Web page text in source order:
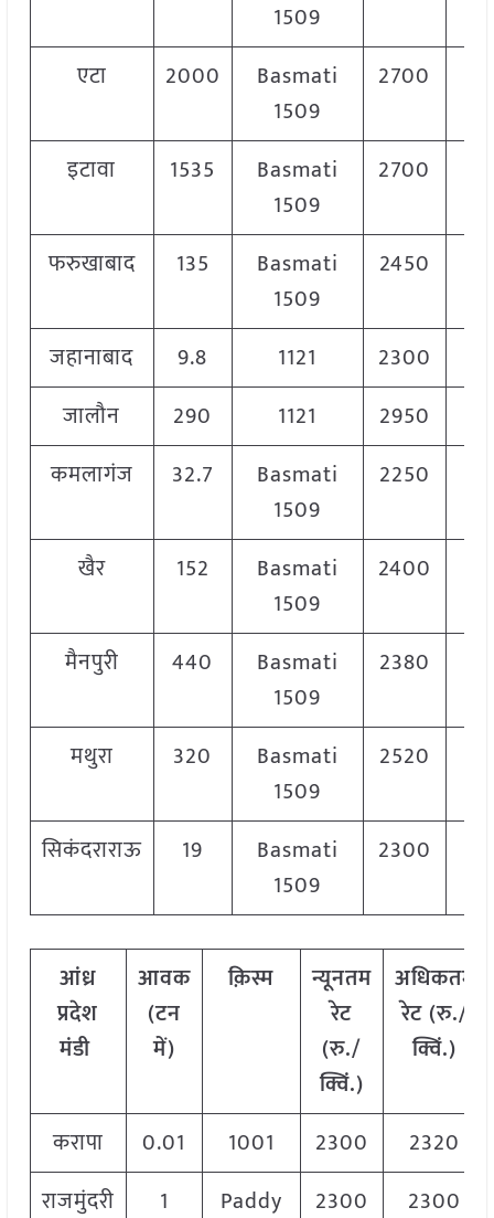
1509
एटा 2000
Basmati
1509
2700
इटावा 1535
Basmati
1509
2700
फरुखाबाद 135
Basmati
1509
2450
जहानाबाद 9.8 1121 2300
जालौन
290 1121 2950
कमलागंज
32.7
Basmati
1509
2250
खैर 152
Basmati
1509
2400
मैनपुरी 440
Basmati
1509
2380
मथुरा 320
Basmati
1509
2520
सिकंदराराऊ 19
Basmati
1509
2300
आंध्र
प्रदेश
मंडी
आवक
(टन
में)
क़िस्म
न्यूनतम
रेट
(रु./
क्विं.)
अधिकतम
रेट (रु./
क्विं.)
करापा 0.01 1001 2300
2320
राजमुंदरी
1 Paddy 2300 2300